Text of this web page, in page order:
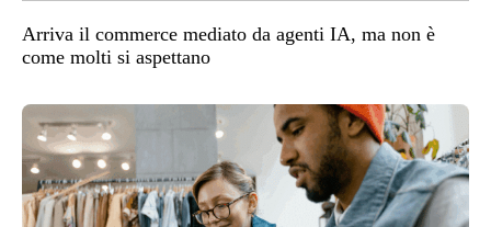
Arriva il commerce mediato da agenti IA, ma non è
come molti si aspettano